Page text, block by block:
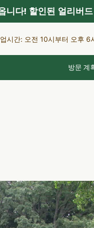
시간: 오전 10시부터 오후 6
방문 계
다! 할인된 얼리버